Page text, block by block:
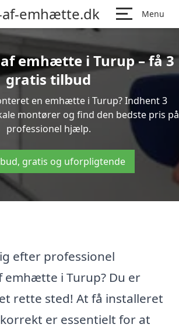
emhætte.dk Menu
emhætte i Turup – få 3
gratis tilbud
en emhætte i Turup? Indhent 3
montører og find den bedste pris på
professionel hjælp.
gratis og uforpligtende
efter professionel
emhætte i Turup? Du er
rette sted! At få installeret
er essentielt for at